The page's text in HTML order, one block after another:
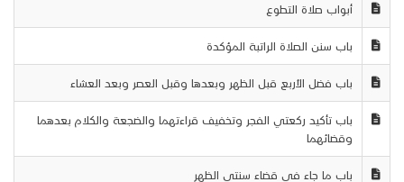
أبواب صلاة التطوع
باب سنن الصلاة الراتبة المؤكدة
باب فضل الأربع قبل الظهر وبعدها وقبل العصر وبعد العشاء
باب تأكيد ركعتي الفجر وتخفيف قراءتهما والضجعة والكلام بعدهما
وقضائهما
باب ما جاء في قضاء سنتي الظهر